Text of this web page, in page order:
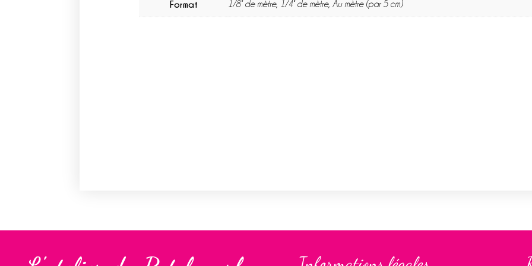
Format 1/8° de mètre, 1/4° de mètre, Au mètre (par 5 cm)